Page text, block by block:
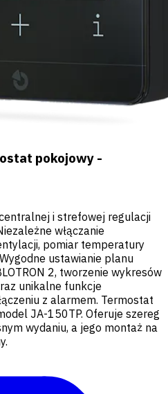
pokojowy -
i strefowej regulacji
włączanie
pomiar temperatury
ustawianie planu
2, tworzenie wykresów
unikalne funkcje
z alarmem. Termostat
JA-150TP. Oferuje szereg
wydaniu, a jego montaż na